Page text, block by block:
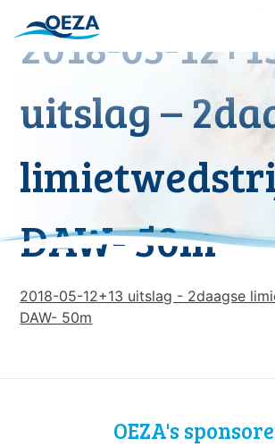
content
2018-05-
uitslag –
DAW- 50m
2018-05-12+13 uitslag - 2daagse
DAW- 50m
OEZA's